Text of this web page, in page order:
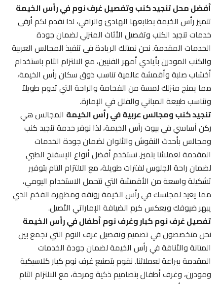
أفضل محل تنجيد كنب وتفصيل غرف نوم في رأس الخيمة
تتميز رأس الخيمة بطابعها الهادئ والراقي، لذا نقدم لكم أرقى
خدمات تنجيد الكنب وتفصيل الأثاث المنزلي لضمان جودة
الخدمات المقدمة. نحن نمتلك الريادة في تنفيذ المجالس العربية
والكنب المودرن بأيادي أمهر الفنيين، مع الالتزام التام باستخدام
أخشاب صلبة وأقمشة عالمية تناسب ذوق سكان رأس الخيمة،
مما يمنح منزلك لمسة من الفخامة والراحة التي تدوم طويلاً
وتناسب طبيعة المباني والفلل في الإمارة.
تنجيد كنب ومجالس عربية في رأس الخيمةالمجالس هي
ركن أساسي في بيوت رأس الخيمة، لذا نوفر خدمة تنجيد كنب
ومجالس بأحدث النقوش والألوان لضمان جودة الخدمات
المقدمة لعملائنا بتميز. نستخدم أفضل أنواع الإسفنج الطبي
لضمان راحة الجلوس لفترات طويلة، مع الالتزام التام بتوفير
تشكيلة واسعة من الأقمشة التي تتحمل الاستخدام اليومي،
مما يعيد لمجلسك في رأس الخيمة رونقه ومظهره الفخم الذي
يبهر ضيوفك ويعكس كرم الضيافة الإماراتي الأصيل.
تفصيل غرف نوم كبار وغرف نوم أطفال في رأس الخيمة
نحن متخصصون في تصميم وتفصيل غرف النوم التي تجمع بين
المتانة والأناقة في رأس الخيمة لضمان جودة الخدمات
المقدمة ببراعة لعملائنا. نقوم بتصنيع غرف نوم كبار كلاسيكية
ومودرن، وغرف أطفال بتصاميم ذكية ومرحة، مع الالتزام التام